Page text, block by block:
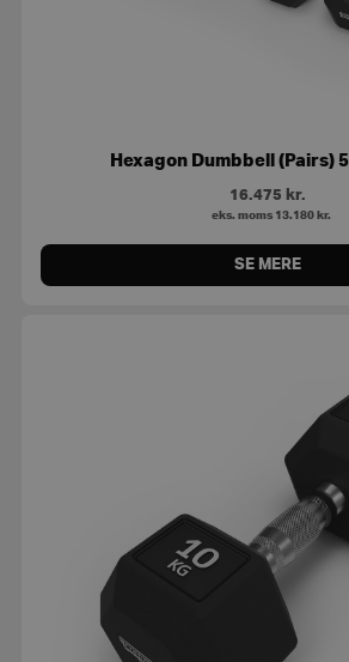
Hexagon Dumbbell (Pairs)
16.475 kr.
eks. moms 13.180 kr.
SE MERE